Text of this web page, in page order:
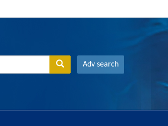
Adv search